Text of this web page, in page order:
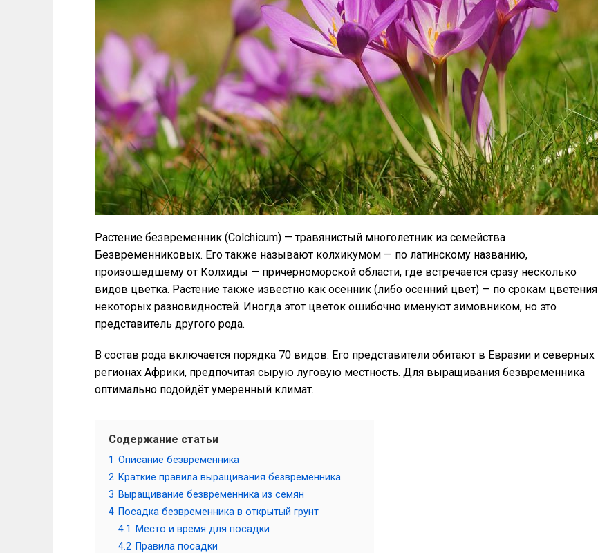
Растение безвременник (Colchicum) — травянистый многолетник из семейства
Безвременниковых. Его также называют колхикумом — по латинскому названию,
произошедшему от Колхиды — причерноморской области, где встречается сразу несколько
видов цветка. Растение также известно как осенник (либо осенний цвет) — по срокам цветения
некоторых разновидностей. Иногда этот цветок ошибочно именуют зимовником, но это
представитель другого рода.
В состав рода включается порядка 70 видов. Его представители обитают в Евразии и северных
регионах Африки, предпочитая сырую луговую местность. Для выращивания безвременника
оптимально подойдёт умеренный климат.
Содержание статьи
1 Описание безвременника
2 Краткие правила выращивания безвременника
3 Выращивание безвременника из семян
4 Посадка безвременника в открытый грунт
4.1
Место и время для посадки
4.2 Правила посадки